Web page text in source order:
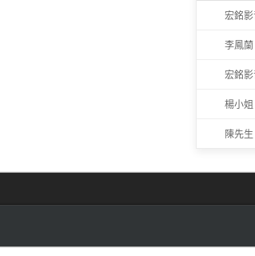
宏銘
李鳳
宏銘
楊小
陳先